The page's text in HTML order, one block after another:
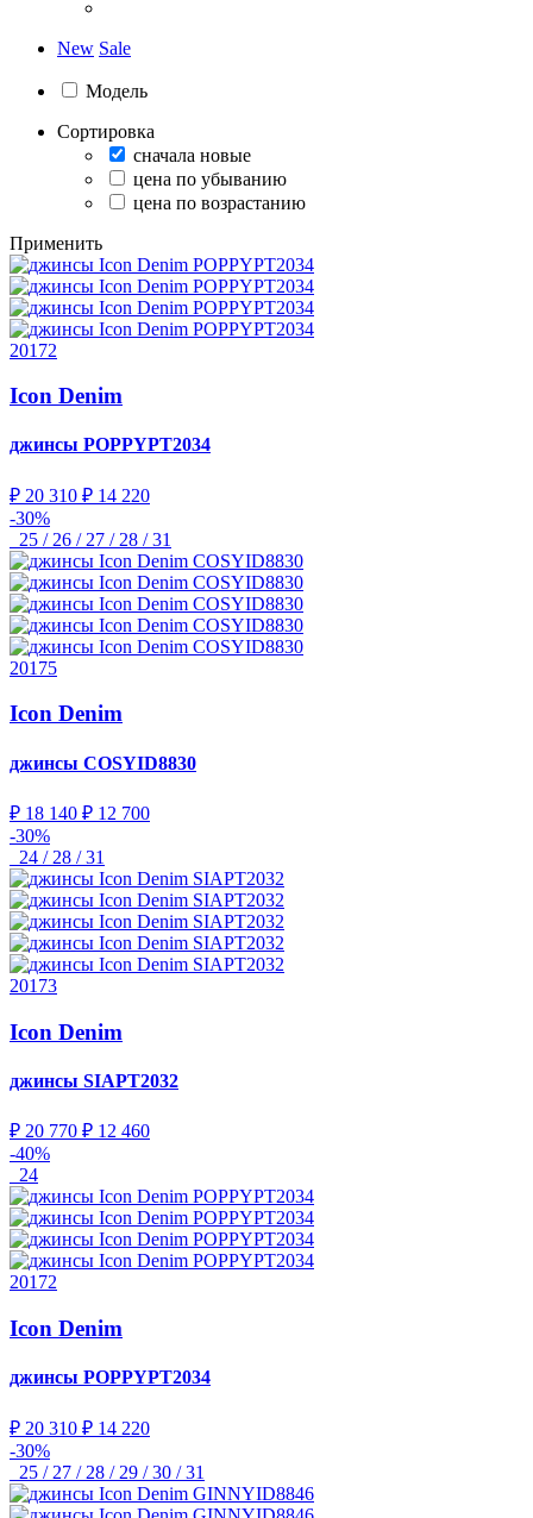
New Sale
Модель
Сортировка
сначала новые
цена по убыванию
цена по возрастанию
Применить
20172
Icon Denim
джинсы POPPYPT2034
₽ 20 310 ₽ 14 220
-30%
25 / 26 / 27 / 28 / 31
20175
Icon Denim
джинсы COSYID8830
₽ 18 140 ₽ 12 700
-30%
24 / 28 / 31
20173
Icon Denim
джинсы SIAPT2032
₽ 20 770 ₽ 12 460
-40%
24
20172
Icon Denim
джинсы POPPYPT2034
₽ 20 310 ₽ 14 220
-30%
25 / 27 / 28 / 29 / 30 / 31